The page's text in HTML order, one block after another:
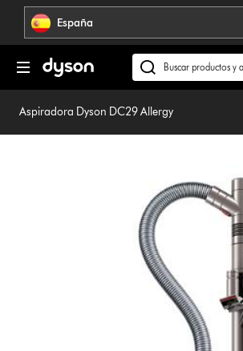
Omitir
navegación España
Buscar
en
dyson.es
Aspiradora Dyson DC29 Allergy